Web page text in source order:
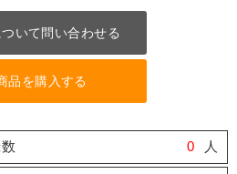
いて問い合わせる
品を購入する
0 人